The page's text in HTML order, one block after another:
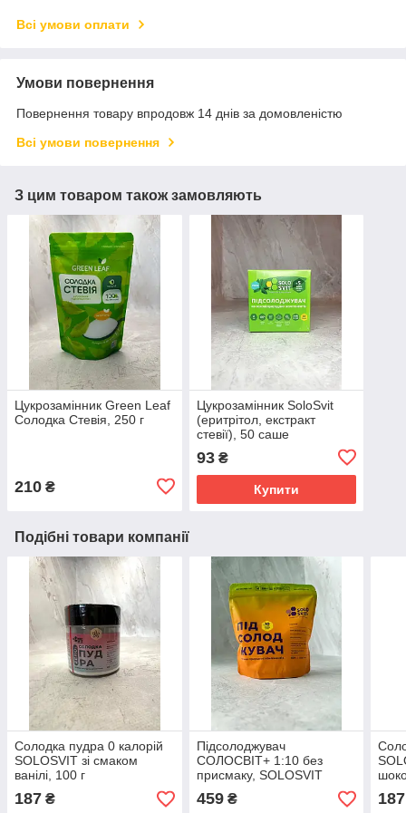
Всі умови оплати
Умови повернення
Повернення товару впродовж 14 днів за домовленістю
Всі умови повернення
З цим товаром також замовляють
Цукрозамінник Green Leaf
Солодка Стевія, 250 г
210 ₴
Цукрозамінник SoloSvit
(еритрітол, екстракт
стевії), 50 саше
93₴
Купити
Подібні товари компанії
Солодка пудра 0 калорій
SOLOSVIT зі смаком
ванілі, 100 г
187 ₴
Підсолоджувач
СОЛОСВІТ+ 1:10 без
присмаку, SOLOSVIT
ПОМАРАНЧЕВИЙ дойпак
500 г
459₴ 187